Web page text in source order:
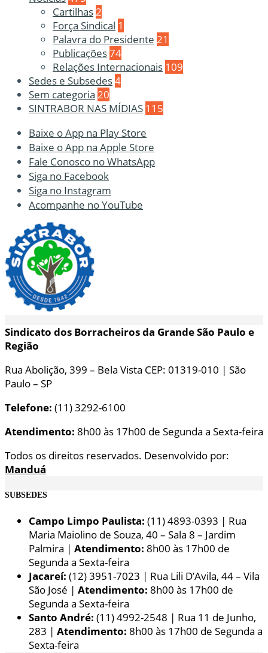
Cartilhas2
Força Sindical 1
Palavra do Presidente 21
Publicações74
Relações Internacionais 109
Sedes e Subsedes4
Sem categoria 20
SINTRABOR NAS MÍDIAS 115
Baixe o App na Play Store
Baixe o App na Apple Store
Fale Conosco no WhatsApp
Siga no Facebook
Siga no Instagram
Acompanhe no YouTube
Sindicato dos Borracheiros da Grande São Paulo e
Região
Rua Abolição, 399 – Bela Vista CEP: 01319-010 | São
Paulo – SP
Telefone: (11) 3292-6100
Atendimento: 8h00 às 17h00 de Segunda a Sexta-feira
Todos os direitos reservados. Desenvolvido por:
Manduá
SUBSEDES
Campo Limpo Paulista: (11) 4893-0393 | Rua
Maria Maiolino de Souza, 40 – Sala 8 – Jardim
Palmira | Atendimento: 8h00 às 17h00 de
Segunda a Sexta-feira
Jacareí: (12) 3951-7023 | Rua Lili D’Avila, 44 – Vila
São José | Atendimento: 8h00 às 17h00 de
Segunda a Sexta-feira
Santo André: (11) 4992-2548 | Rua 11 de Junho,
283 | Atendimento: 8h00 às 17h00 de Segunda a
Sexta-feira